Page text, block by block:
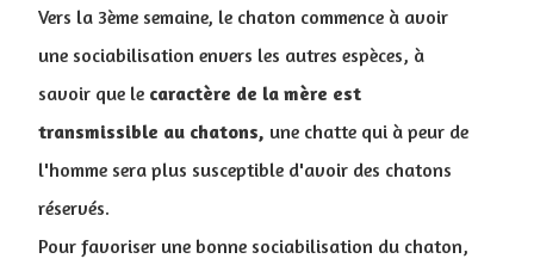
Vers la 3ème semaine, le chaton commence à avoir
une sociabilisation envers les autres espèces, à
savoir que le caractère de la mère est
transmissible au chatons, une chatte qui à peur de
l'homme sera plus susceptible d'avoir des chatons
réservés.
Pour favoriser une bonne sociabilisation du chaton,